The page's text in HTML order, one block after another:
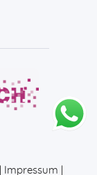
Impressum